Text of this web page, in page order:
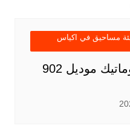
مساحيق في اكياس
ماكينة تعبئة السكر اوتوماتيك موديل 902